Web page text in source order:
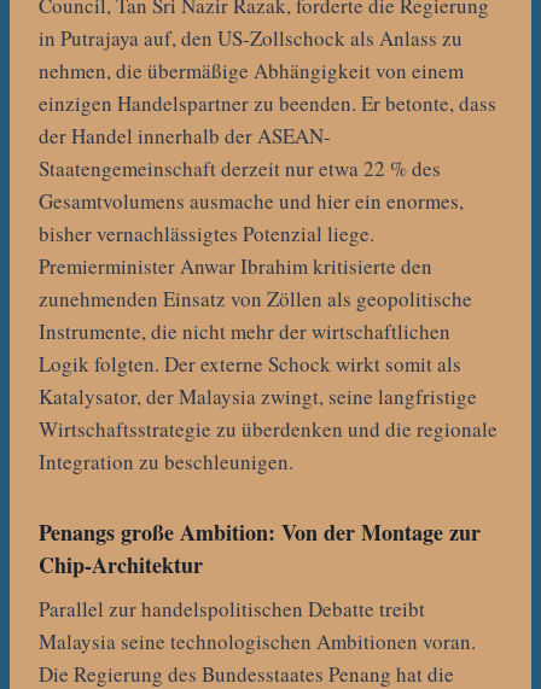
in Putrajaya auf, den US-Zollschock als Anlass zu
nehmen, die übermäßige Abhängigkeit von einem
einzigen Handelspartner zu beenden. Er betonte, dass
der Handel innerhalb der ASEAN-
Staatengemeinschaft derzeit nur etwa 22 % des
Gesamtvolumens ausmache und hier ein enormes,
bisher vernachlässigtes Potenzial liege.
Premierminister Anwar Ibrahim kritisierte den
zunehmenden Einsatz von Zöllen als geopolitische
Instrumente, die nicht mehr der wirtschaftlichen
Logik folgten. Der externe Schock wirkt somit als
Katalysator, der Malaysia zwingt, seine langfristige
Wirtschaftsstrategie zu überdenken und die regionale
Integration zu beschleunigen.
Penangs große Ambition: Von der Montage zur
Chip-Architektur
Parallel zur handelspolitischen Debatte treibt
Malaysia seine technologischen Ambitionen voran.
Die Regierung des Bundesstaates Penang hat die